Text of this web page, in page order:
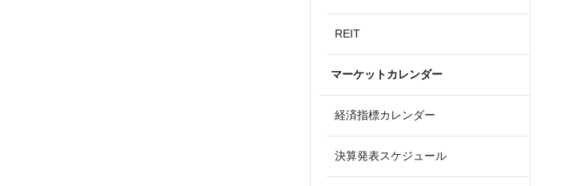
REIT
マーケットカレンダー
経済指標カレンダー
決算発表スケジュール